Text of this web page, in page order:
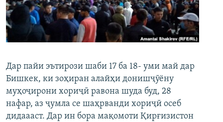
ГУЗОРИШҲОИ РАДИОӢ
Русский
Ҳамаи сомонаҳои RFE/RL
Дар пайи эътирози шаби 17 ба 18- уми май дар
Бишкек, ки зоҳиран алайҳи донишҷӯёну
муҳоҷирони хориҷӣ равона шуда буд, 28
нафар, аз ҷумла се шаҳрванди хориҷӣ осеб
дидаааст. Дар ин бора мақомоти Қирғизистон